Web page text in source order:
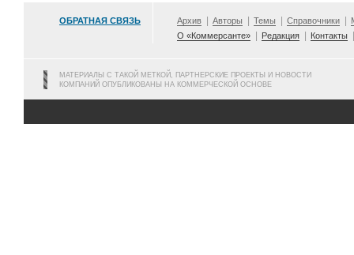
ОБРАТНАЯ СВЯЗЬ Архив Авторы Темы Справочники
О «Коммерсанте»
Редакция Контакты
МАТЕРИАЛЫ С ТАКОЙ МЕТКОЙ, ПАРТНЕРСКИЕ ПРОЕКТЫ И НОВОСТИ
КОМПАНИЙ ОПУБЛИКОВАНЫ НА КОММЕРЧЕСКОЙ ОСНОВЕ